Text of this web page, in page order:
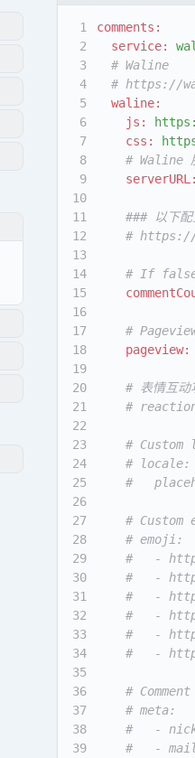
1
2
3
4
5
6
7
8
9
10
11
12
13
14
15
16
17
18
19
20
21
22
23
24
25
26
27
28
29
30
31
32
33
34
35
36
37
38
39
comments:
service:
# Waline
# https://
waline:
js:
css:
# Waline
serverURL:
### 以下
# https://
# If false,
#
pageview:
# 表情互动
#
# Custom
# locale:
#
# Custom
# emoji:
#   -
#   -
#   -
#   -
#   -
#   -
#
# meta:
#   -
#   - mail